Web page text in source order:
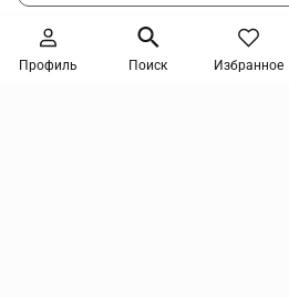
Следите за новинками и
Профиль Поиск Избранное